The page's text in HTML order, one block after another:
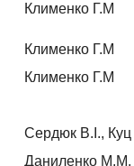
Клименко Г.М
Клименко Г.М
Клименко Г.М
Сердюк В.І.,
Даниленко М.М.